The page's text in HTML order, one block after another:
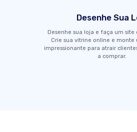
Desenhe Sua
Desenhe sua loja e faça um site
Crie sua vitrine online e monte
impressionante para atrair
a comprar.